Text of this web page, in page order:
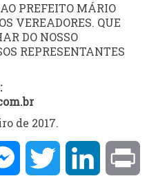
PREFEITO MÁRIO
VEREADORES. QUE
DO NOSSO
REPRESENTANTES
de 2017.
MessengerTwitter LinkedIn